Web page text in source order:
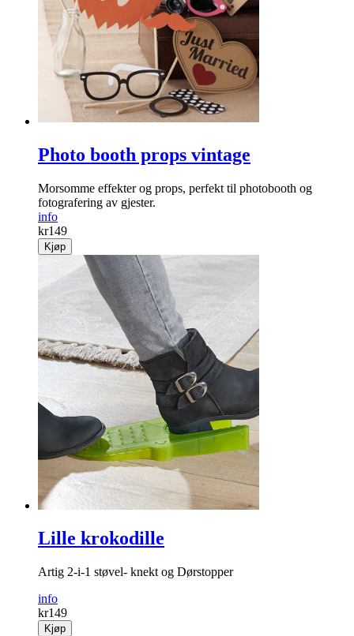
Photo booth props vintage
Morsomme effekter og props, perfekt til photobooth og
fotografering av gjester.
info
kr149
Kjøp
Lille krokodille
Artig 2-i-1 støvel- knekt og Dørstopper
info
kr149
Kjøp